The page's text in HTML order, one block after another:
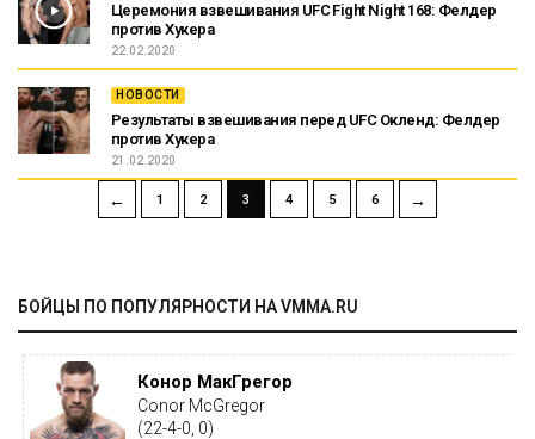
Церемония взвешивания UFC Fight Night 168: Фелдер
против Хукера
22.02.2020
НОВОСТИ
Результаты взвешивания перед UFC Окленд: Фелдер
против Хукера
21.02.2020
← 1 2 3 4 5 6 →
БОЙЦЫ ПО ПОПУЛЯРНОСТИ НА VMMA.RU
Конор МакГрегор
Conor McGregor
(22-4-0, 0)